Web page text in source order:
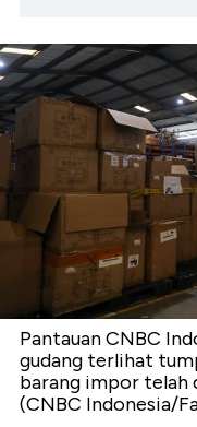
Pantauan CNBC
gudang terlihat
barang impor telah
(CNBC Indonesia/